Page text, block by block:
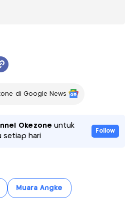
di Google News
Okezone untuk
setiap hari
Follow
Muara Angke